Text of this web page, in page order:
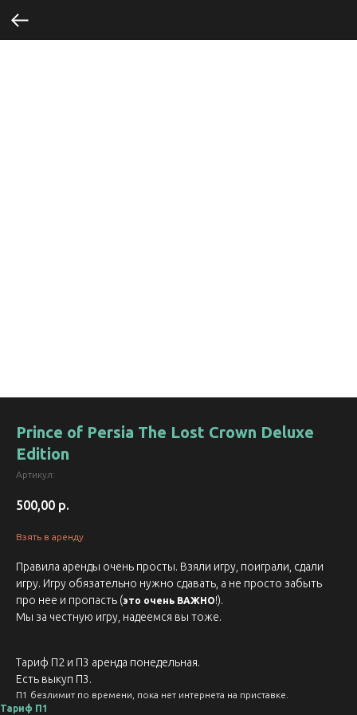
Prince of Persia The Lost Crown Deluxe
Edition
Артикул:
500,00 р.
Взять в аренду
Правила аренды очень просты. Взяли игру, поиграли, сдали
игру. Игру обязательно нужно сдавать, а не просто забыть
про нее и пропасть (это очень ВАЖНО!).
Мы за честную игру, надеемся вы тоже.
Тариф П2 и П3 аренда понедельная.
Есть выкуп П3.
П1 безлимит по времени, пока нет интернета на приставке.
Тариф П1